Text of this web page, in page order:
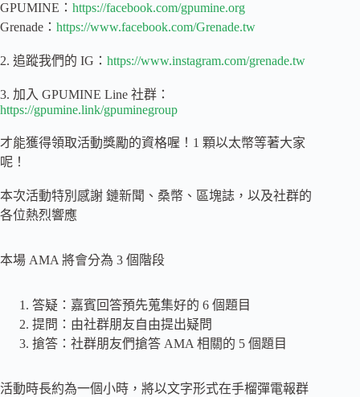
GPUMINE： https://facebook.com/gpumine.org
Grenade： https://www.facebook.com/Grenade.tw
2. 追蹤我們的 IG： https://www.instagram.com/grenade.tw
3. 加入 GPUMINE Line 社群：
https://gpumine.link/gpuminegroup
才能獲得領取活動獎勵的資格喔！1 顆以太幣等著大家
呢！
本次活動特別感謝 鏈新聞、桑幣、區塊誌，以及社群的
各位熱烈響應
本場 AMA 將會分為 3 個階段
答疑：嘉賓回答預先蒐集好的 6 個題目
提問：由社群朋友自由提出疑問
搶答：社群朋友們搶答 AMA 相關的 5 個題目
活動時長約為一個小時，將以文字形式在手榴彈電報群